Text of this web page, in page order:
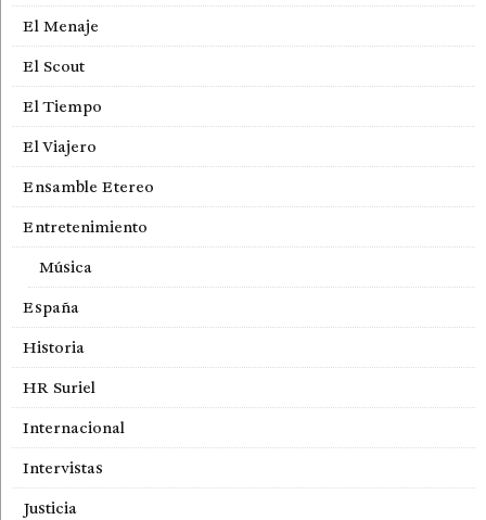
El Menaje
El Scout
El Tiempo
El Viajero
Ensamble Etereo
Entretenimiento
Música
España
Historia
HR Suriel
Internacional
Intervistas
Justicia